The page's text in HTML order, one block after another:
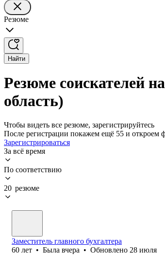
Резюме
Найти
Резюме соискателей
область)
Чтобы видеть все резюме, зарегистрируйтесь
После регистрации покажем ещё 55 и откроем
Зарегистрироваться
За всё время
По соответствию
20 резюме
Заместитель главного бухгалтера
60 лет • Была вчера • Обновлено 28 июля